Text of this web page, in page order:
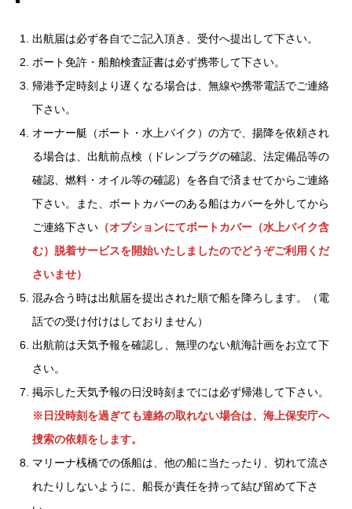
出航届は必ず各自でご記入頂き、受付へ提出して下さい。
ボート免許・船舶検査証書は必ず携帯して下さい。
帰港予定時刻より遅くなる場合は、無線や携帯電話でご連絡
下さい。
オーナー艇（ボート・水上バイク）の方で、揚降を依頼され
る場合は、出航前点検（ドレンプラグの確認、法定備品等の
確認、燃料・オイル等の確認）を各自で済ませてからご連絡
下さい。また、ボートカバーのある船はカバーを外してから
ご連絡下さい （オプションにてボートカバー（水上バイク含
む）脱着サービスを開始いたしましたのでどうぞご利用くだ
さいませ）
混み合う時は出航届を提出された順で船を降ろします。（電
話での受け付けはしておりません）
出航前は天気予報を確認し、無理のない航海計画をお立て下
さい。
掲示した天気予報の日没時刻までには必ず帰港して下さい。
※日没時刻を過ぎても連絡の取れない場合は、海上保安庁へ
捜索の依頼をします。
マリーナ桟橋での係船は、他の船に当たったり、切れて流さ
れたりしないように、船長が責任を持って結び留めて下さ